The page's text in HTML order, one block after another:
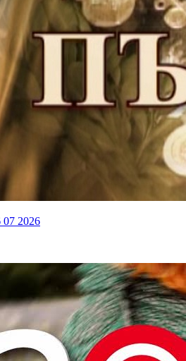
07 2026